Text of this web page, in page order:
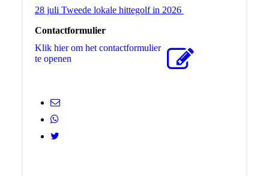
28 juli Tweede lokale hittegolf in 2026
Contactformulier
Klik hier om het contactformulier
te openen